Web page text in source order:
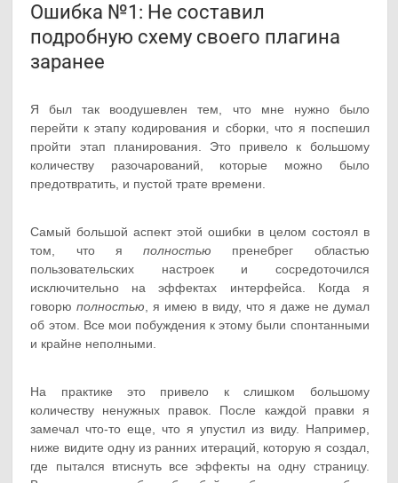
Ошибка №1: Не составил
подробную схему своего плагина
заранее
Я был так воодушевлен тем, что мне нужно было
перейти к этапу кодирования и сборки, что я поспешил
пройти этап планирования. Это привело к большому
количеству разочарований, которые можно было
предотвратить, и пустой трате времени.
Самый большой аспект этой ошибки в целом состоял в
том, что яполностью пренебрег областью
пользовательских настроек и сосредоточился
исключительно на эффектах интерфейса. Когда я
говорюполностью, я имею в виду, что я даже не думал
об этом. Все мои побуждения к этому были спонтанными
и крайне неполными.
На практике это привело к слишком большому
количеству ненужных правок. После каждой правки я
замечал что-то еще, что я упустил из виду. Например,
ниже видите одну из ранних итераций, которую я создал,
где пытался втиснуть все эффекты на одну страницу.